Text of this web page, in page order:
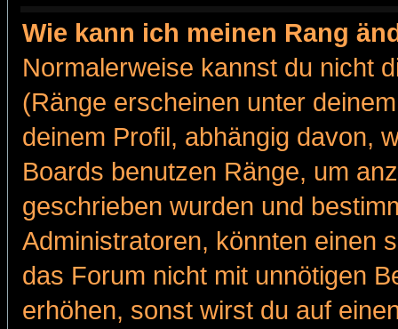
Wie kann ich meinen Rang
Normalerweise kannst du nicht
(Ränge erscheinen unter
deinem Profil, abhängig davon,
Boards benutzen Ränge, um
geschrieben wurden und
Administratoren, könnten einen
das Forum nicht mit unnötigen
erhöhen, sonst wirst du auf